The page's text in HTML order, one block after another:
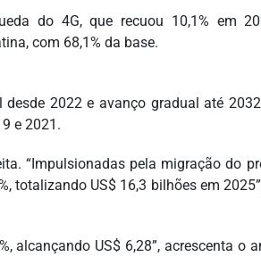
do 4G, que recuou 10,1% em
com 68,1% da base.
2022 e avanço gradual até
e 2021.
“Impulsionadas pela migração do
totalizando US$ 16,3 bilhões em
alcançando US$ 6,28”, acrescenta o